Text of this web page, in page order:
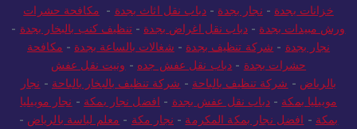
خزانات بجدة - نجار بجدة - دباب نقل اثاث بجدة - مكافحة حشرات
ورش مبيدات بجدة -دباب نقل اغراض بجدة -تنظيف كنب بالبخار بجدة -
نجار بجدة - شركة تنظيف بجدة - شغالات بالساعة بجدة - مكافحة
حشرات بجدة - دباب نقل عفش جده - ونيت نقل عفش
بالرياض - شركة تنظيف بالباحة - شركة تنظيف بالبخار بالباحة - نجار
موبيليا بمكة -دباب نقل عفش بجدة - افضل نجار بمكة - نجار موبيليا
بمكة - افضل نجار بمكة المكرمة - نجار مكة - معلم لياسة بالرياض -